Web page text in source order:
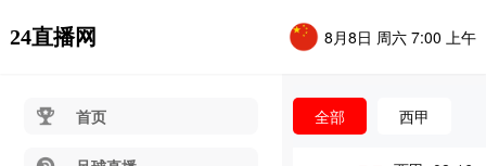
24直播网 8月8日 周六 7:00 上午
首页 全部 西甲